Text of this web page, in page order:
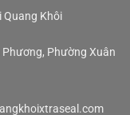
Quang Khôi
Phường Xuân